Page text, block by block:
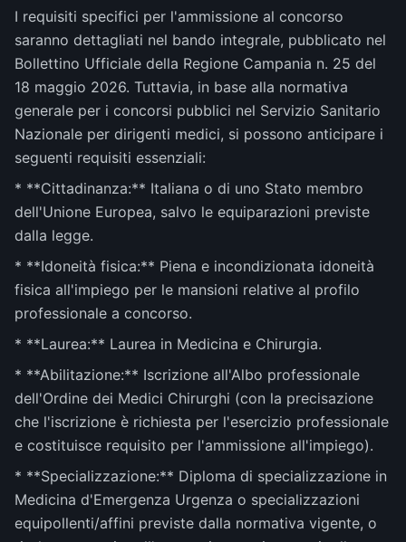
I requisiti specifici per l'ammissione al concorso
saranno dettagliati nel bando integrale, pubblicato nel
Bollettino Ufficiale della Regione Campania n. 25 del
18 maggio 2026. Tuttavia, in base alla normativa
generale per i concorsi pubblici nel Servizio Sanitario
Nazionale per dirigenti medici, si possono anticipare i
seguenti requisiti essenziali:
* **Cittadinanza:** Italiana o di uno Stato membro
dell'Unione Europea, salvo le equiparazioni previste
dalla legge.
* **Idoneità fisica:** Piena e incondizionata idoneità
fisica all'impiego per le mansioni relative al profilo
professionale a concorso.
* **Laurea:** Laurea in Medicina e Chirurgia.
* **Abilitazione:** Iscrizione all'Albo professionale
dell'Ordine dei Medici Chirurghi (con la precisazione
che l'iscrizione è richiesta per l'esercizio professionale
e costituisce requisito per l'ammissione all'impiego).
* **Specializzazione:** Diploma di specializzazione in
Medicina d'Emergenza Urgenza o specializzazioni
equipollenti/affini previste dalla normativa vigente, o